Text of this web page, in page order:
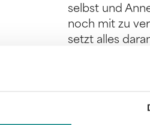
selbst und
noch mit zu
setzt alles
dreizehn
eigenen
harten Hand
immer wieder